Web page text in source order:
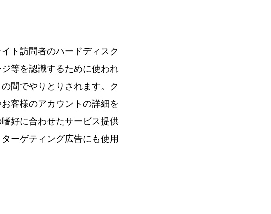
ト訪問者のハードディスク
等を認識するために使われ
間でやりとりされます。ク
客様のアカウントの詳細を
好に合わせたサービス提供
ーゲティング広告にも使用